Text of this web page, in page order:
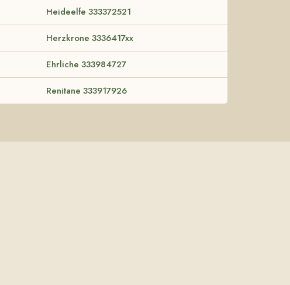
Heideelfe 333372521
Herzkrone 3336417xx
Ehrliche 333984727
Renitane 333917926